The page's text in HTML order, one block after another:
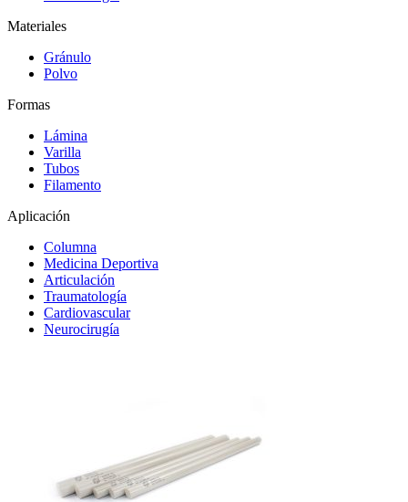
Materiales
Gránulo
Polvo
Formas
Lámina
Varilla
Tubos
Filamento
Aplicación
Columna
Medicina Deportiva
Articulación
Traumatología
Cardiovascular
Neurocirugía